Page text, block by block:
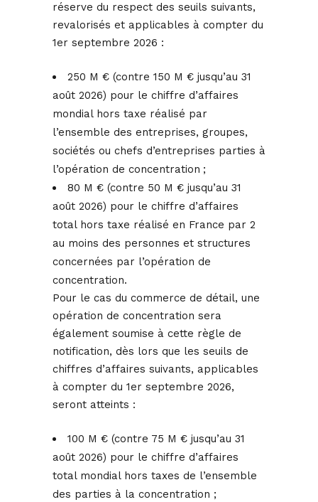
réserve du respect des seuils suivants,
revalorisés et applicables à compter du
1er septembre 2026 :
250 M € (contre 150 M € jusqu’au 31
août 2026) pour le chiffre d’affaires
mondial hors taxe réalisé par
l’ensemble des entreprises, groupes,
sociétés ou chefs d’entreprises parties à
l’opération de concentration ;
80 M € (contre 50 M € jusqu’au 31
août 2026) pour le chiffre d’affaires
total hors taxe réalisé en France par 2
au moins des personnes et structures
concernées par l’opération de
concentration.
Pour le cas du commerce de détail, une
opération de concentration sera
également soumise à cette règle de
notification, dès lors que les seuils de
chiffres d’affaires suivants, applicables
à compter du 1er septembre 2026,
seront atteints :
100 M € (contre 75 M € jusqu’au 31
août 2026) pour le chiffre d’affaires
total mondial hors taxes de l’ensemble
des parties à la concentration ;